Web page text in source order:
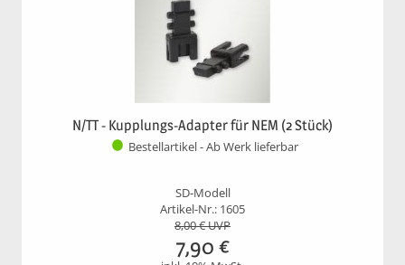
N/TT - Kupplungs-Adapter für NEM (2 Stück)
Bestellartikel - Ab Werk lieferbar
SD-Modell
Artikel-Nr.: 1605
8,00€ UVP
7,90 €